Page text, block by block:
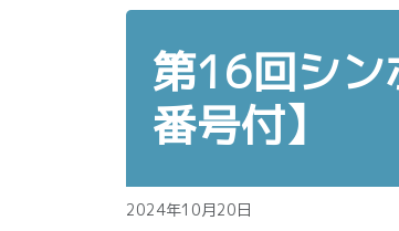
第16回シン
番号付】
2024年10月20日